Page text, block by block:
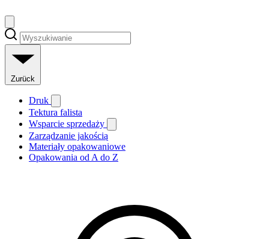
Zurück
Druk
Tektura falista
Wsparcie sprzedaży
Zarządzanie jakością
Materiały opakowaniowe
Opakowania od A do Z